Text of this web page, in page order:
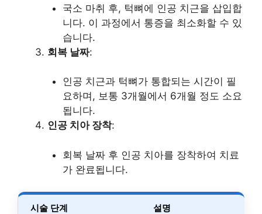
국소 마취 후, 턱뼈에 인공 치근을 삽입합
니다. 이 과정에서 통증을 최소화할 수 있
습니다.
회복 날짜:
인공 치근과 턱뼈가 통합되는 시간이 필
요하며, 보통 3개월에서 6개월 정도 소요
됩니다.
인공 치아 장착:
회복 날짜 후 인공 치아를 장착하여 치료
가 완료됩니다.
시술 단계 설명